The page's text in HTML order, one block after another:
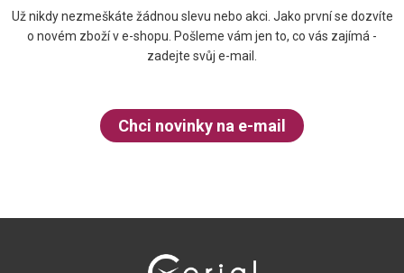
Už nikdy nezmeškáte žádnou slevu nebo akci. Jako první se dozvíte
o novém zboží v e-shopu. Pošleme vám jen to, co vás zajímá -
zadejte svůj e-mail.
Chci novinky na e-mail